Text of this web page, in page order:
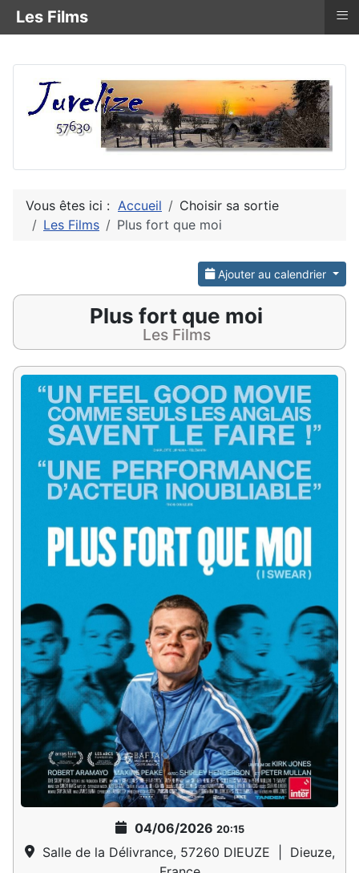
Vous êtes ici : Accueil
Choisir sa sortie
Les Films
Plus fort que moi
Ajouter au calendrier
Plus fort que moi
Les Films
04/06/2026 20:15
Salle de la Délivrance, 57260 DIEUZE
Dieuze,
Les Films ≡